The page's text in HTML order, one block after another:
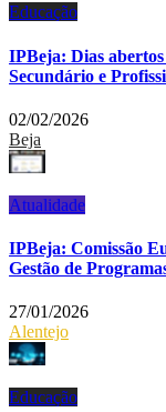
Educação
IPBeja: Dias
Secundário e
02/02/2026
Beja
Atualidade
IPBeja: Comissão
Gestão de
27/01/2026
Alentejo
Educação